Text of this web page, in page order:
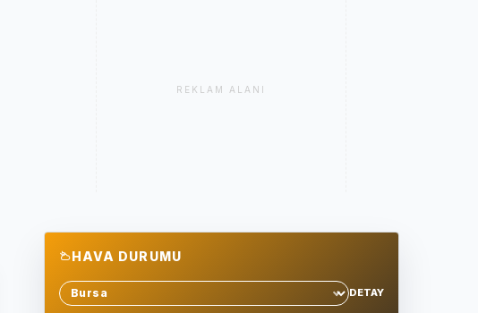
REKLAM ALANI
HAVA DURUMU
Sehir sec
DETAY